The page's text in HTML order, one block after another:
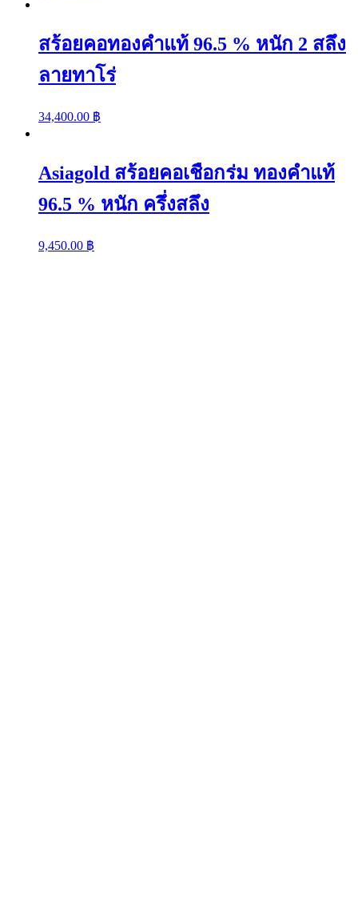
สร้อยคอทองคำแท้ 96.5 % หนัก 2 สลึง
ลายทาโร่
34,400.00 ฿
Asiagold สร้อยคอเชือกร่ม ทองคำแท้
96.5 % หนัก ครึ่งสลึง
9,450.00 ฿